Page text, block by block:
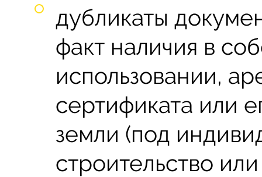
дубликаты
факт наличия в
использовании,
сертификата или
земли (под
строительство